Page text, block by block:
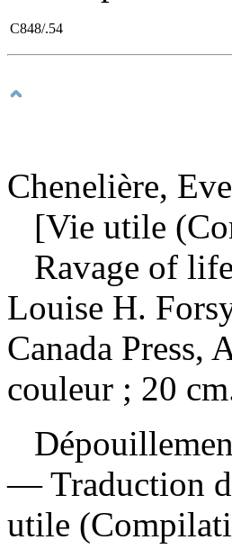
C848/.54
Chenelière,
[Vie utile
Ravage of life
Louise H.
Canada
couleur ; 20
—Traduction
utile